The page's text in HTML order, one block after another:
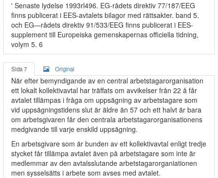
' Senaste lydelse 1993rl496. EG-rådets direktiv 77/187/EEG
finns publicerat i EES-avtalets bilagor med rättsakter. band 5.
och EG—rådets direktiv 91/533/EEG finns publicerat i EES-
supplement till Europeiska gemenskapernas officiella tidning,
volym 5. 6
Sida 7 Original
När efter bemyndigande av en central arbetstagarorganisation
ett lokalt kollektivavtal har träffats om avvikelser från 22 å får
avtalet tillämpas i fråga om uppsägning av arbetstagare som
vid uppsägningstidens slut är äldre än 57 och ett halvt är bara
om arbetsgivaren får den centrala arbetstagarorganisationens
medgivande till varje enskild uppsägning.
En arbetsgivare som är bunden av ett kollektivavtal enligt tredje
stycket får tillämpa avtalet även på arbetstagare som inte är
medlemmar av den avtalsslutande arbetstagarorganiationen
men sysselsätts i arbete som avses med avtalet.